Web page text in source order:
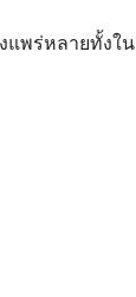
แพร่หลายทั้งใน